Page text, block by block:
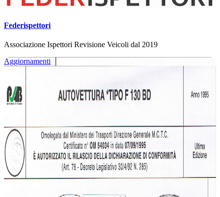
Federispettori
Associazione Ispettori Revisione Veicoli dal 2019
Aggiornamenti